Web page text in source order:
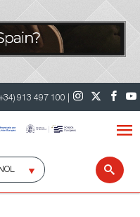
913 497 100 |